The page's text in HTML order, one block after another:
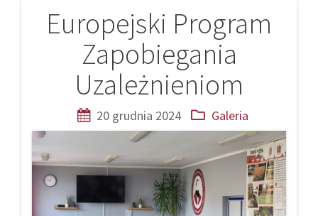
Europejski Program
Zapobiegania
Uzależnieniom
20 grudnia 2024 Galeria
Nawigacja
wpisu